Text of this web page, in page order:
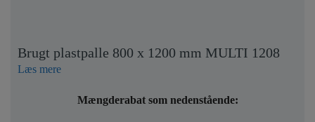
Brugt plastpalle 800 x 1200 mm MULTI 1208
Læs mere
Mængderabat som nedenstående: